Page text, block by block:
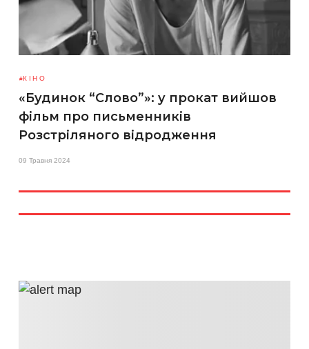
КІНО
«Будинок “Слово”»: у прокат вийшов
фільм про письменників
Розстріляного відродження
09 Травня 2024